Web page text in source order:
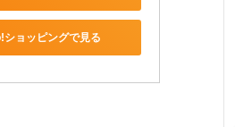
ショッピングで見る